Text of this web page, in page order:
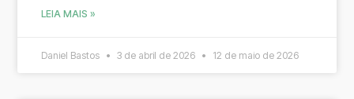
LEIA MAIS »
Daniel Bastos 3 de abril de 2026 12 de maio de 2026